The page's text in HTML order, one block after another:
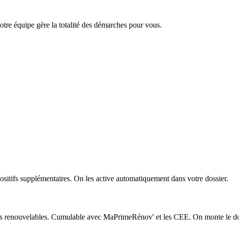
équipe gère la totalité des démarches pour vous.
supplémentaires. On les active automatiquement dans votre dossier.
Cumulable avec MaPrimeRénov' et les CEE. On monte le